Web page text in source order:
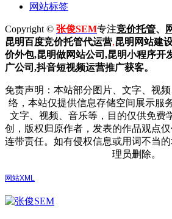
网站标签
Copyright © 张俊SEM专注竞价托管、
昆明百度竞价托管代运营,昆明网站建
价外包,昆明做网站公司,昆明小程序开
广公司,抖音短视频运营推广获客。
免责声明：本站部分图片、文字、视
络，本站仅提供信息存储空间展示服
文字、视频、音乐等，目的仅供免费
创，版权归原作者，发表的作品观点
连带责任。如有侵权信息或用词不当
理员删除。
网站XML